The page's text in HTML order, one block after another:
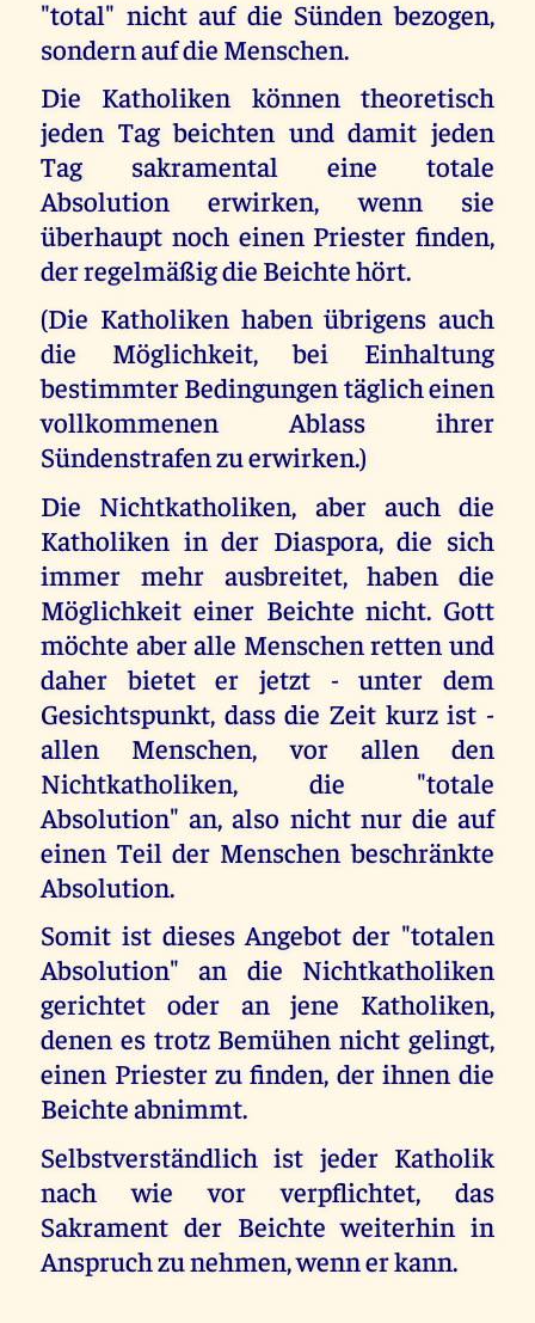
"total" nicht auf die Sünden bezogen,
sondern auf die Menschen.
Die Katholiken können theoretisch
jeden Tag beichten und damit jeden
Tag sakramental eine totale
Absolution erwirken, wenn sie
überhaupt noch einen Priester finden,
der regelmäßig die Beichte hört.
(Die Katholiken haben übrigens auch
die Möglichkeit, bei Einhaltung
bestimmter Bedingungen täglich einen
vollkommenen Ablass ihrer
Sündenstrafen zu erwirken.)
Die Nichtkatholiken, aber auch die
Katholiken in der Diaspora, die sich
immer mehr ausbreitet, haben die
Möglichkeit einer Beichte nicht. Gott
möchte aber alle Menschen retten und
daher bietet er jetzt - unter dem
Gesichtspunkt, dass die Zeit kurz ist -
allen Menschen, vor allen den
Nichtkatholiken, die "totale
Absolution" an, also nicht nur die auf
einen Teil der Menschen beschränkte
Absolution.
Somit ist dieses Angebot der "totalen
Absolution" an die Nichtkatholiken
gerichtet oder an jene Katholiken,
denen es trotz Bemühen nicht gelingt,
einen Priester zu finden, der ihnen die
Beichte abnimmt.
Selbstverständlich ist jeder Katholik
nach wie vor verpflichtet, das
Sakrament der Beichte weiterhin in
Anspruch zu nehmen, wenn er kann.